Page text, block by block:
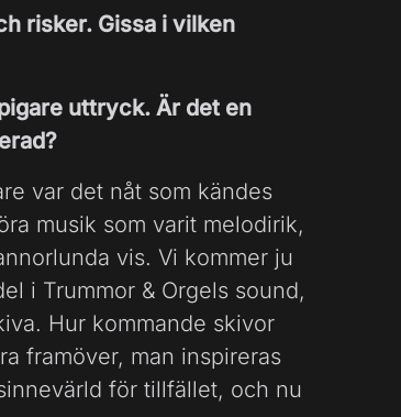
risker. Gissa i vilken
uttryck. Är det en
var det nåt som kändes
musik som varit melodirik,
vis. Vi kommer ju
i Trummor & Orgels sound,
Hur kommande skivor
framöver, man inspireras
för tillfället, och nu